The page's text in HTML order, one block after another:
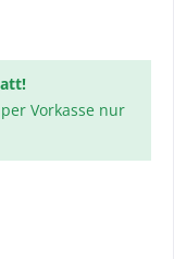
Vorkasse nur